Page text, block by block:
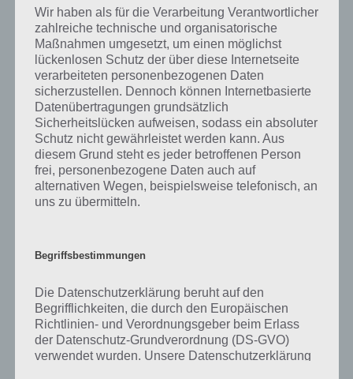
in 4 Bilder 1 Wort, doch welche Bedeutung hat dieses eigentlich und
was gibt es dazu zu wissen? Passt das Wort auch zu So gemütlich? Zu
bestimmten Lösungen präsentieren wir daher auch immer eine
kurze Begriffserklärung!
Zu Schlitten haben wir zunächst keine weiteren Informationen parat!
Auf WhatsApp teilen Teilen auf Facebook
Mehr Artikel hier auf Touchportal
Wir haben als für die Verarbeitung Verantwortlicher
zahlreiche technische und organisatorische
Maßnahmen umgesetzt, um einen möglichst
lückenlosen Schutz der über diese Internetseite
verarbeiteten personenbezogenen Daten
sicherzustellen. Dennoch können Internetbasierte
Datenübertragungen grundsätzlich
Sicherheitslücken aufweisen, sodass ein absoluter
Schutz nicht gewährleistet werden kann. Aus
diesem Grund steht es jeder betroffenen Person
frei, personenbezogene Daten auch auf
alternativen Wegen, beispielsweise telefonisch, an
uns zu übermitteln.
Begriffsbestimmungen
Die Datenschutzerklärung beruht auf den
Begrifflichkeiten, die durch den Europäischen
Richtlinien- und Verordnungsgeber beim Erlass
der Datenschutz-Grundverordnung (DS-GVO)
verwendet wurden. Unsere Datenschutzerklärung